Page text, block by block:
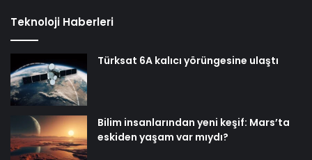
Teknoloji Haberleri
Türksat 6A kalıcı yörüngesine ulaştı
Bilim insanlarından yeni keşif: Mars’ta
eskiden yaşam var mıydı?